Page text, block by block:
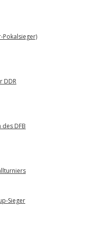
Pokalsieger)
DDR
DFB
Sieger